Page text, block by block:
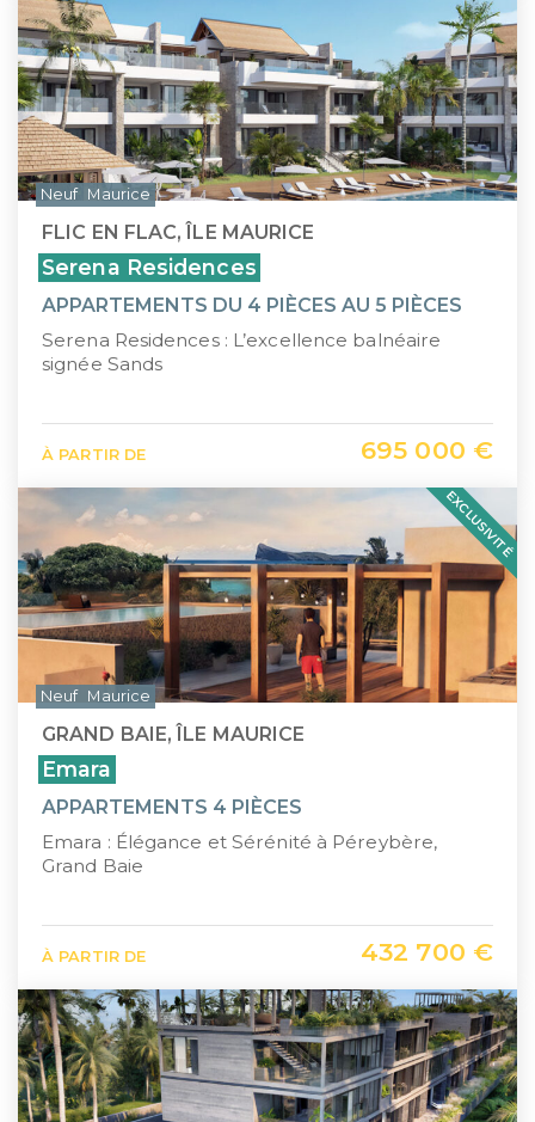
FLIC EN FLAC, ÎLE MAURICE
Serena Residences
APPARTEMENTS DU 4 PIÈCES AU 5 PIÈCES
Serena Residences : L’excellence balnéaire
signée Sands
À PARTIR DE 695 000 €
Neuf Maurice
GRAND BAIE, ÎLE MAURICE
Emara
APPARTEMENTS 4 PIÈCES
Emara : Élégance et Sérénité à Péreybère,
Grand Baie
À PARTIR DE 432 700 €
Neuf Maurice
EXCLUSIVITÉ